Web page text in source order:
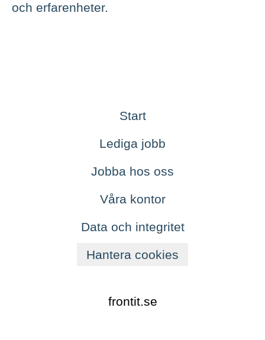
och erfarenheter.
Start
Lediga jobb
Jobba hos oss
Våra kontor
Data och integritet
Hantera cookies
frontit.se